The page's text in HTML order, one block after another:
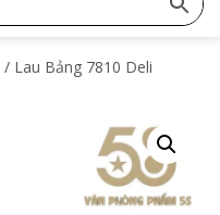
/ Lau Bảng 7810 Deli